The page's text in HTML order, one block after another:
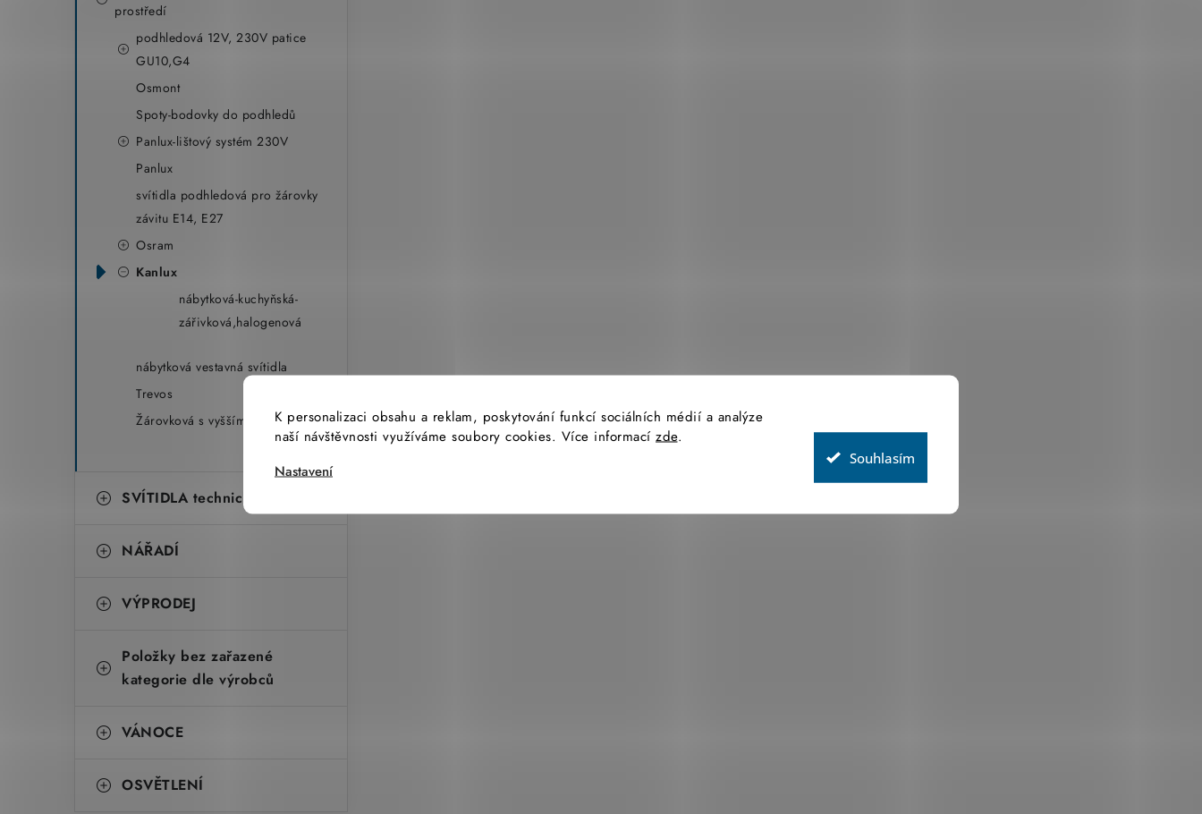
K personalizaci obsahu a reklam, poskytování funkcí sociálních médií a analýze
naší návštěvnosti využíváme soubory cookies. Více informací zde.
Nastavení
Souhlasím
prostředí
podhledová 12V, 230V patice
GU10,G4
Osmont
Spoty-bodovky do podhledů
Panlux-lištový systém 230V
Panlux
svítidla podhledová pro žárovky
závitu E14, E27
Osram
Kanlux
nábytková-kuchyňská-
zářivková,halogenová
nábytková vestavná svítidla
Trevos
Žárovková s vyšším krytím
SVÍTIDLA technická
NÁŘADÍ
VÝPRODEJ
Položky bez zařazené
kategorie dle výrobců
VÁNOCE
OSVĚTLENÍ